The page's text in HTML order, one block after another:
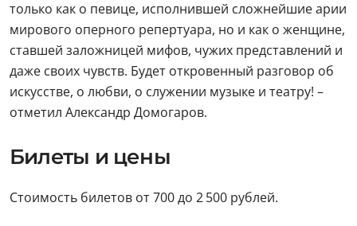
только как о певице, исполнившей сложнейшие арии
мирового оперного репертуара, но и как о женщине,
ставшей заложницей мифов, чужих представлений и
даже своих чувств. Будет откровенный разговор об
искусстве, о любви, о служении музыке и театру! –
отметил Александр Домогаров.
Билеты и цены
Стоимость билетов от 700 до 2 500 рублей.